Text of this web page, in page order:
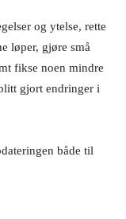
og ytelse, rette
løper, gjøre små
fikse noen mindre
gjort endringer i
både til